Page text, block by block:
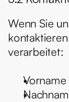
Wenn Sie
verarbeitet:
Vorname